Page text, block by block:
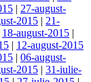
| 27-august-
2015 | 21-
18-august-2015 |
| 12-august-2015
| 06-august-
2015 | 31-iulie-